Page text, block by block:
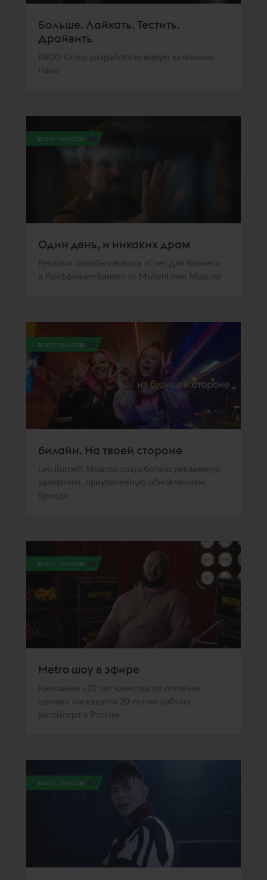
Больше. Лайкать. Тестить.
Драйвить
BBDO Group разработало новую кампанию
Haval
всего голосов: 242
Один день, и никаких драм
Реклама онлайн-сервиса «Счет для бизнеса
в Райффайзенбанке» от MullenLowe Moscow
всего голосов: 231
билайн. На твоей стороне
Leo Burnett Moscow разработало рекламную
кампанию, приуроченную обновлениям
бренда
всего голосов: 231
Metro шоу в эфире
Кампания «20 лет качества по оптовым
ценам» посвящена 20-летию работы
ритейлера в России
всего голосов: 210